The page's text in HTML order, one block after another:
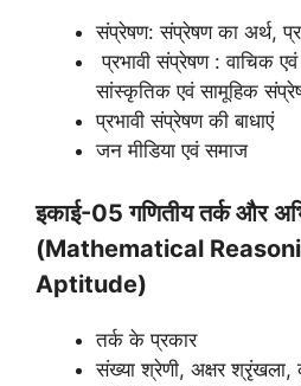
संप्रेषण: संप्रेषण का अर्थ,
प्रभावी संप्रेषण : वाचिक
सांस्कृतिक एवं सामूहिक
प्रभावी संप्रेषण की बाधाएं
जन मीडिया एवं समाज
इकाई-05 गणितीय तर्क और
(Mathematical
Aptitude)
तर्क के प्रकार
संख्या श्रेणी, अक्षर